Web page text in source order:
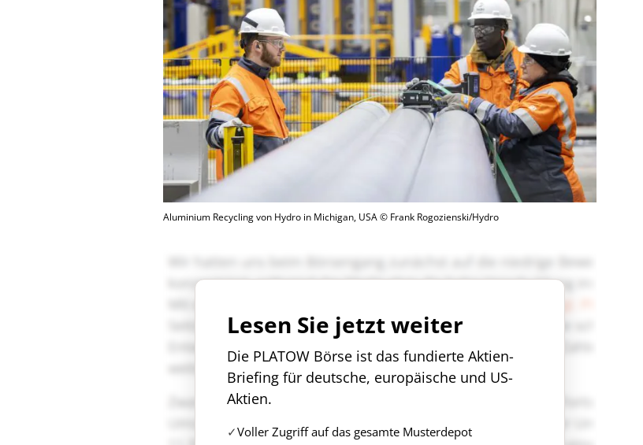
Aluminium Recycling von Hydro in Michigan, USA © Frank Rogozienski/Hydro
Lesen Sie jetzt weiter
Die PLATOW Börse ist das fundierte Aktien-
Briefing für deutsche, europäische und US-
Aktien.
Voller Zugriff auf das gesamte Musterdepot